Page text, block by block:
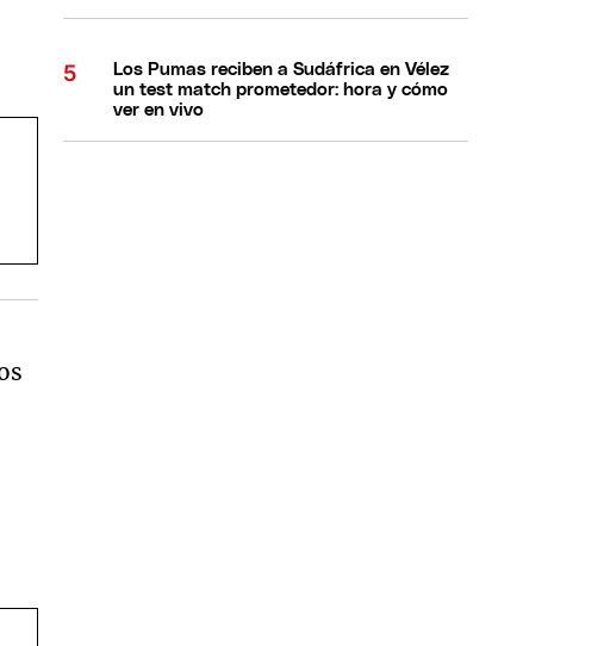
Los Pumas reciben a Sudáfrica en Vélez
un test match prometedor: hora y cómo
ver en vivo